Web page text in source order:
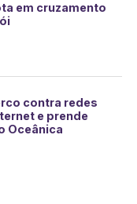
em cruzamento
contra redes
e prende
Oceânica